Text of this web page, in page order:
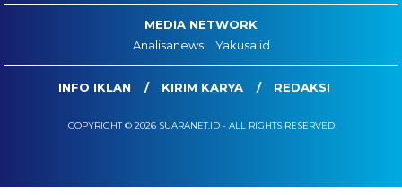
MEDIA NETWORK
Analisanews
Yakusa.id
INFO IKLAN KIRIM KARYA REDAKSI
COPYRIGHT © 2026 SUARANET.ID - ALL RIGHTS RESERVED